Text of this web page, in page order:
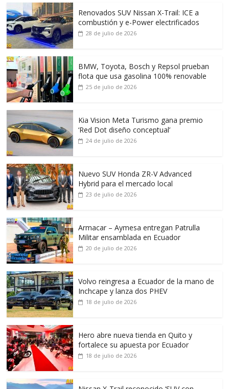
Renovados SUV Nissan X-Trail: ICE a
combustión y e-Power electrificados
28 de julio de 2026
BMW, Toyota, Bosch y Repsol prueban
flota que usa gasolina 100% renovable
25 de julio de 2026
Kia Vision Meta Turismo gana premio
‘Red Dot diseño conceptual’
24 de julio de 2026
Nuevo SUV Honda ZR-V Advanced
Hybrid para el mercado local
23 de julio de 2026
Armacar – Aymesa entregan Patrulla
Militar ensamblada en Ecuador
20 de julio de 2026
Volvo reingresa a Ecuador de la mano de
Inchcape y lanza dos PHEV
18 de julio de 2026
Hero abre nueva tienda en Quito y
fortalece su apuesta por Ecuador
18 de julio de 2026